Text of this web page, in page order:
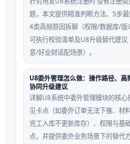
题，本文提供精准判断方法、5步最
4类高频原因拆解（权限/数据库/版
可执行校验清单及U8升级替代建议
意/好业财适配场景）。
U8委外管理怎么做：操作路径、高
协同升级建议
详解U8系统中委外管理模块的核心
见卡点（如委外订单无法下推、材
完工入库不更新库存）、权限与基
点，并提供委外业务场景下的替代